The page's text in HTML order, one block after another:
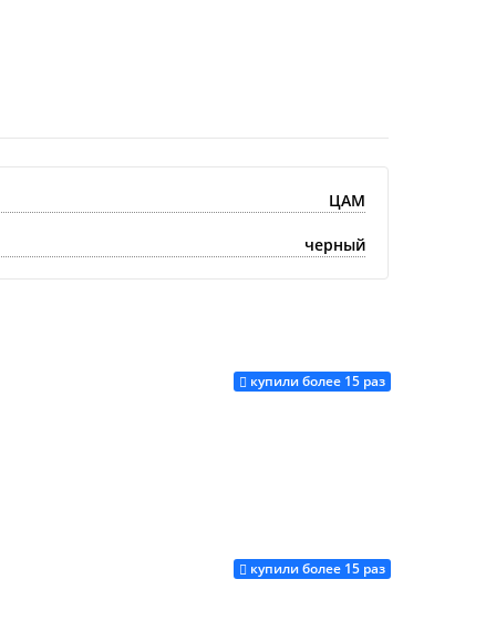
ЦАМ
черный
купили более 15 раз
Купить
купили более 15 раз